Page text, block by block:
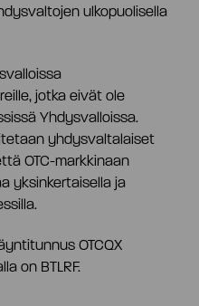
ulkopuolisella
jotka eivät ole
Yhdysvalloissa.
yhdysvaltalaiset
OTC-markkinaan
yksinkertaisella ja
OTCQX
on BTLRF.